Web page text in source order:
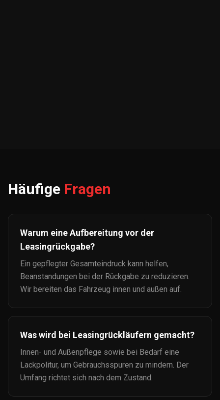
Häufige Fragen
Warum eine Aufbereitung vor der
Leasingrückgabe?
Ein gepflegter Gesamteindruck kann helfen,
Beanstandungen bei der Rückgabe zu reduzieren.
Wir bereiten das Fahrzeug innen und außen auf.
Was wird bei Leasingrückläufern gemacht?
Innen- und Außenpflege sowie bei Bedarf eine
Lackpolitur, um Gebrauchsspuren zu mindern. Der
Umfang richtet sich nach dem Zustand.